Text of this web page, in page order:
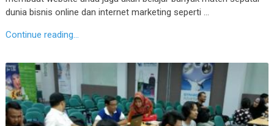
dunia bisnis online dan internet marketing seperti …
Continue reading...